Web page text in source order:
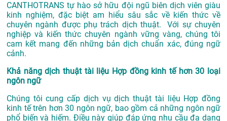
CANTHOTRANS tự hào sở hữu đội ngũ biên dịch viên giàu
kinh nghiệm, đặc biệt am hiểu sâu sắc về kiến thức về
chuyên ngành được phụ trách dịch thuật. Với sự chuyên
nghiệp và kiến thức chuyên ngành vững vàng, chúng tôi
cam kết mang đến những bản dịch chuẩn xác, đúng ngữ
cảnh.
Khả năng dịch thuật tài liệu Hợp đồng kinh tế hơn 30 loại
ngôn ngữ
Chúng tôi cung cấp dịch vụ dịch thuật tài liệu Hợp đồng
kinh tế trên hơn 30 ngôn ngữ, bao gồm cả những ngôn ngữ
phổ biến và hiếm. Điều này giúp đáp ứng nhu cầu đa dạng